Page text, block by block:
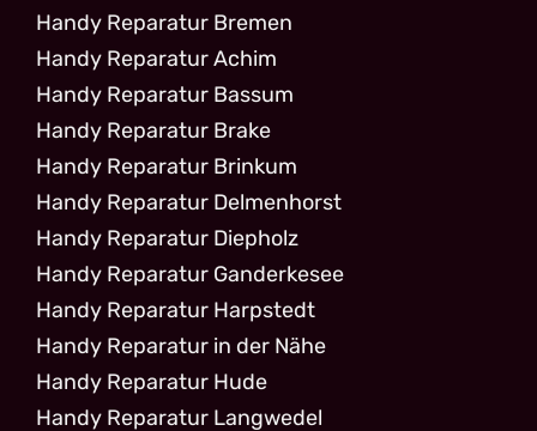
Handy Reparatur Bremen
Handy Reparatur Achim
Handy Reparatur Bassum
Handy Reparatur Brake
Handy Reparatur Brinkum
Handy Reparatur Delmenhorst
Handy Reparatur Diepholz
Handy Reparatur Ganderkesee
Handy Reparatur Harpstedt
Handy Reparatur in der Nähe
Handy Reparatur Hude
Handy Reparatur Langwedel